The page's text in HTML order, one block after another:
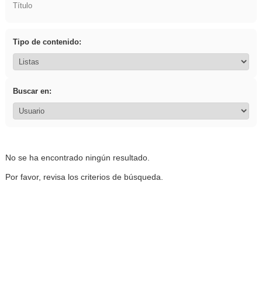
Título
Tipo de contenido:
Buscar en:
No se ha encontrado ningún resultado.
Por favor, revisa los criterios de búsqueda.